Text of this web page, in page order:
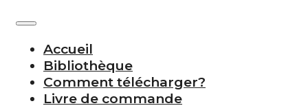
Accueil
Bibliothèque
Comment télécharger?
Livre de commande